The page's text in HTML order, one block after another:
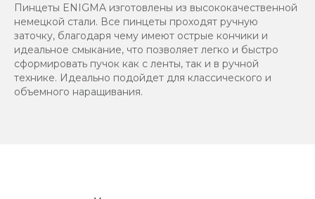
Пинцеты ENIGMA изготовлены из высококачественной
немецкой стали. Все пинцеты проходят ручную
заточку, благодаря чему имеют острые кончики и
идеальное смыкание, что позволяет легко и быстро
сформировать пучок как с ленты, так и в ручной
технике. Идеально подойдет для классического и
объемного наращивания.